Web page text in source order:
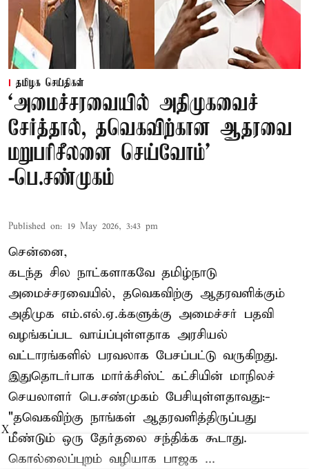
தமிழக செய்திகள்
‘அமைச்சரவையில் அதிமுகவைச்
சேர்த்தால், தவெகவிற்கான ஆதரவை
மறுபரிசீலனை செய்வோம்'
-பெ.சண்முகம்
Published on: 19 May 2026, 3:43 pm
சென்னை,
கடந்த சில நாட்களாகவே தமிழ்நாடு
அமைச்சரவையில், தவெகவிற்கு ஆதரவளிக்கும்
அதிமுக எம்.எல்.ஏ.க்களுக்கு அமைச்சர் பதவி
வழங்கப்பட வாய்ப்புள்ளதாக அரசியல்
வட்டாரங்களில் பரவலாக பேசப்பட்டு வருகிறது.
இதுதொடர்பாக மார்க்சிஸ்ட் கட்சியின் மாநிலச்
செயலாளர் பெ.சண்முகம் பேசியுள்ளதாவது:-
"தவெகவிற்கு நாங்கள் ஆதரவளித்திருப்பது
மீண்டும் ஒரு தேர்தலை சந்திக்க கூடாது.
கொல்லைப்புறம் வழியாக பாஜக ...
X